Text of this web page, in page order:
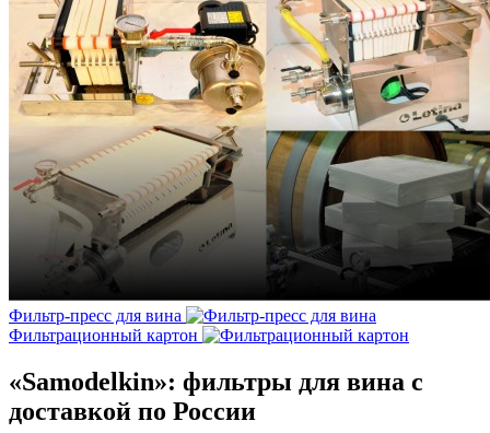
Фильтр-пресс для вина
Фильтрационный картон
«Samodelkin»: фильтры для вина с
доставкой по России